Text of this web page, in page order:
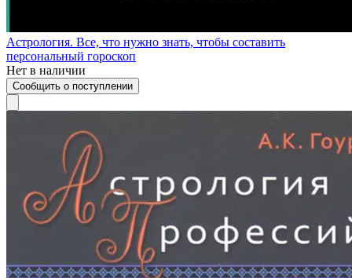
Астрология. Все, что нужно знать, чтобы составить
персональный гороскоп
Нет в наличии
Сообщить о поступлении